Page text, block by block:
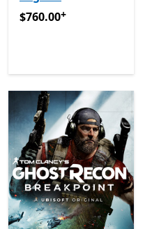
$760.00अॅप खरेदीमधले ऑफर्स
$760.00+